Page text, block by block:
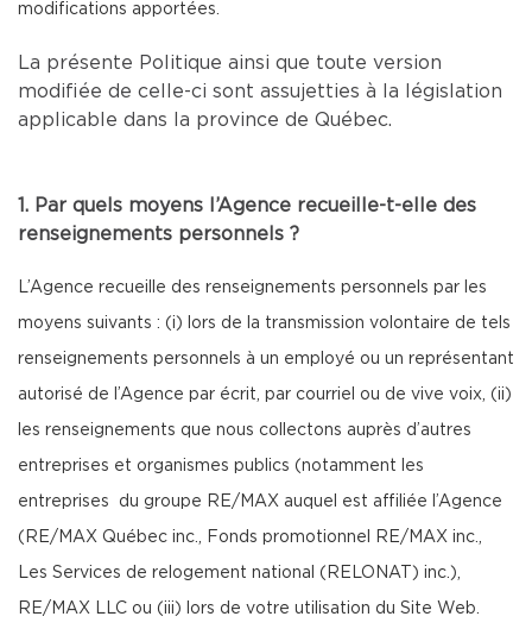
modifications apportées.
La présente Politique ainsi que toute version
modifiée de celle-ci sont assujetties à la législation
applicable dans la province de Québec.
1. Par quels moyens l’Agence recueille-t-elle des
renseignements personnels ?
L’Agence recueille des renseignements personnels par les
moyens suivants : (i) lors de la transmission volontaire de tels
renseignements personnels à un employé ou un représentant
autorisé de l’Agence par écrit, par courriel ou de vive voix, (ii)
les renseignements que nous collectons auprès d’autres
entreprises et organismes publics (notamment les
entreprises du groupe RE/MAX auquel est affiliée l’Agence
(RE/MAX Québec inc., Fonds promotionnel RE/MAX inc.,
Les Services de relogement national (RELONAT) inc.),
RE/MAX LLC ou (iii) lors de votre utilisation du Site Web.